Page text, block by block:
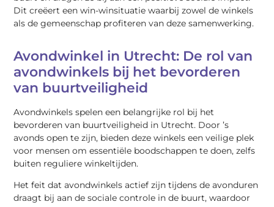
Dit creëert een win-winsituatie waarbij zowel de winkels
als de gemeenschap profiteren van deze samenwerking.
Avondwinkel in Utrecht: De rol van
avondwinkels bij het bevorderen
van buurtveiligheid
Avondwinkels spelen een belangrijke rol bij het
bevorderen van buurtveiligheid in Utrecht. Door ’s
avonds open te zijn, bieden deze winkels een veilige plek
voor mensen om essentiële boodschappen te doen, zelfs
buiten reguliere winkeltijden.
Het feit dat avondwinkels actief zijn tijdens de avonduren
draagt bij aan de sociale controle in de buurt, waardoor